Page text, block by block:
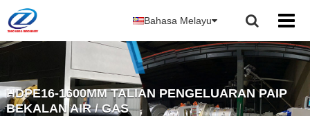
Bahasa Melayu
HDPE16-1600MM TALIAN PENGELUARAN PAIP
BEKALAN AIR / GAS